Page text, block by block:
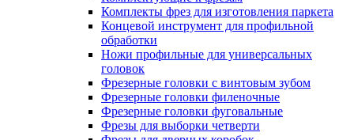
Комплекты фрез для изготовления паркета
Концевой инструмент для профильной
обработки
Ножи профильные для универсальных
головок
Фрезерные головки с винтовым зубом
Фрезерные головки филеночные
Фрезерные головки фуговальные
Фрезы для выборки четверти